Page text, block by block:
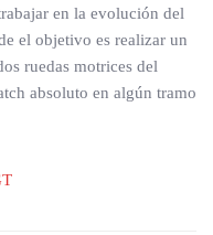
en la evolución del
el objetivo es realizar un
ruedas motrices del
absoluto en algún tramo